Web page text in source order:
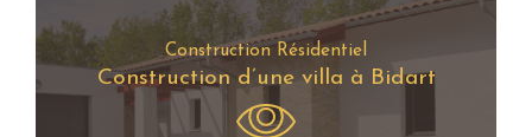
Construction Résidentiel
Construction d’une villa à Bidart